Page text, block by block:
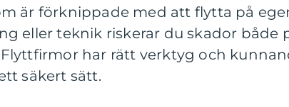
är förknippade med att flytta på
eller teknik riskerar du skador både
har rätt verktyg och
säkert sätt.